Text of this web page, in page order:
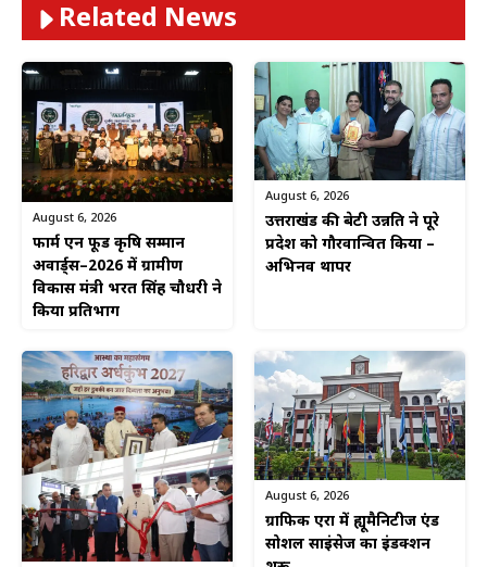
Related News
August 6, 2026
फार्म एन फूड कृषि सम्मान
अवार्ड्स–2026 में ग्रामीण
विकास मंत्री भरत सिंह चौधरी ने
किया प्रतिभाग
August 6, 2026
उत्तराखंड की बेटी उन्नति ने पूरे
प्रदेश को गौरवान्वित किया –
अभिनव थापर
August 6, 2026
ग्राफिक एरा में ह्यूमैनिटीज एंड
सोशल साइंसेज का इंडक्शन